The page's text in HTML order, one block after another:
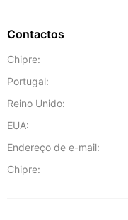
Contactos
Chipre:
Portugal:
Reino Unido:
EUA:
Endereço de e-mail:
Chipre: